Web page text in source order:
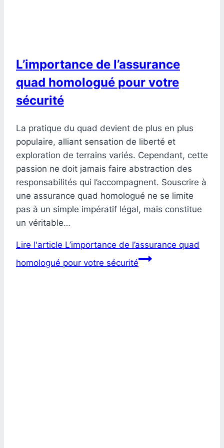
L’importance de l’assurance
quad homologué pour votre
sécurité
La pratique du quad devient de plus en plus
populaire, alliant sensation de liberté et
exploration de terrains variés. Cependant, cette
passion ne doit jamais faire abstraction des
responsabilités qui l’accompagnent. Souscrire à
une assurance quad homologué ne se limite
pas à un simple impératif légal, mais constitue
un véritable…
Lire l'article L’importance de l’assurance quad
homologué pour votre sécurité